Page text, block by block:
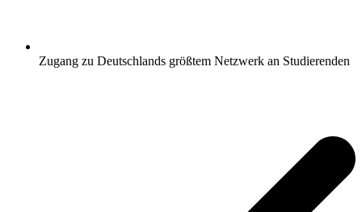
Zugang zu Deutschlands größtem Netzwerk an Studierenden